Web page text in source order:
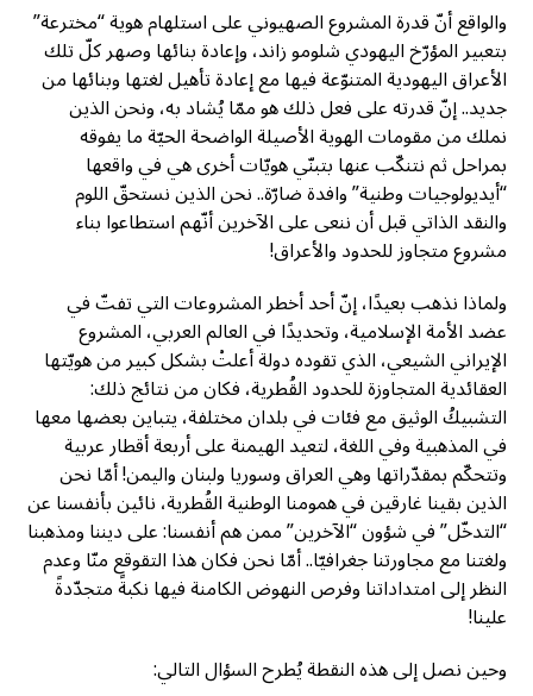
والواقع أنّ قدرة المشروع الصهيوني على استلهام هوية “مخترعة”
بتعبير المؤرّخ اليهودي شلومو زاند، وإعادة بنائها وصهر كلّ تلك
الأعراق اليهودية المتنوّعة فيها مع إعادة تأهيل لغتها وبنائها من
جديد.. إنّ قدرته على فعل ذلك هو ممّا يُشاد به، ونحن الذين
نملك من مقومات الهوية الأصيلة الواضحة الحيّة ما يفوقه
بمراحل ثم نتنكّب عنها بتبنّي هويّات أخرى هي في واقعها
“أيديولوجيات وطنية” وافدة ضارّة.. نحن الذين نستحقّ اللوم
والنقد الذاتي قبل أن ننعى على الآخرين أنّهم استطاعوا بناء
مشروع متجاوز للحدود والأعراق!
ولماذا نذهب بعيدًا، إنّ أحد أخطر المشروعات التي تفتّ في
عضد الأمة الإسلامية، وتحديدًا في العالم العربي، المشروع
الإيراني الشيعي، الذي تقوده دولة أعلتْ بشكل كبير من هويّتها
العقائدية المتجاوزة للحدود القُطرية، فكان من نتائج ذلك:
التشبيكُ الوثيق مع فئات في بلدان مختلفة، يتباين بعضها معها
في المذهبية وفي اللغة، لتعيد الهيمنة على أربعة أقطار عربية
وتتحكّم بمقدّراتها وهي العراق وسوريا ولبنان واليمن! أمّا نحن
الذين بقينا غارقين في همومنا الوطنية القُطرية، نائين بأنفسنا عن
“التدخّل” في شؤون “الآخرين” ممن هم أنفسنا: على ديننا ومذهبنا
ولغتنا مع مجاورتنا جغرافيّا.. أمّا نحن فكان هذا التقوقع منّا وعدم
النظر إلى امتداداتنا وفرص النهوض الكامنة فيها نكبةً متجدّدةً
علينا!
وحين نصل إلى هذه النقطة يُطرح السؤال التالي: